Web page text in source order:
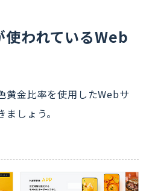
使われているWeb
黄金比率を使用したWebサ
しょう。